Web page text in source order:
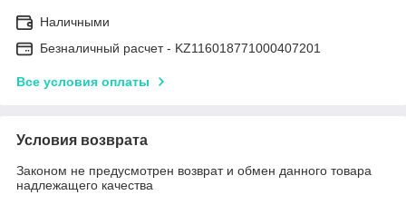
Наличными
Безналичный расчет - KZ116018771000407201
Все условия оплаты
Условия возврата
Законом не предусмотрен возврат и обмен данного товара
надлежащего качества